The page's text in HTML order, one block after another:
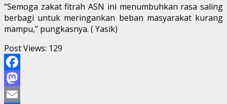
“Semoga zakat fitrah ASN ini menumbuhkan rasa saling
berbagi untuk meringankan beban masyarakat kurang
mampu,” pungkasnya. ( Yasik)
Post Views: 129
Facebook
Mastodon